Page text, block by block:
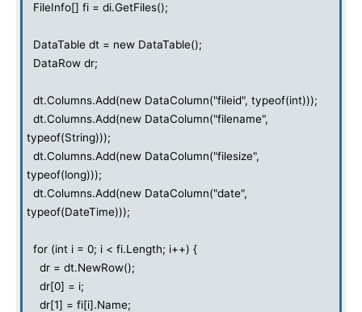
FileInfo[] fi = di.GetFiles();
DataTable dt = new DataTable();
DataRow dr;
dt.Columns.Add(new DataColumn("fileid", typeof(int)));
dt.Columns.Add(new DataColumn("filename",
typeof(String)));
dt.Columns.Add(new DataColumn("filesize",
typeof(long)));
dt.Columns.Add(new DataColumn("date",
typeof(DateTime)));
for (int i = 0; i < fi.Length; i++) {
dr = dt.NewRow();
dr[0] = i;
dr[1] = fi[i].Name;